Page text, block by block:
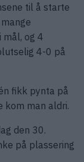
til å starte
og 4
4-0 på
fikk pynta på
kom man aldri.
den 30.
på plassering